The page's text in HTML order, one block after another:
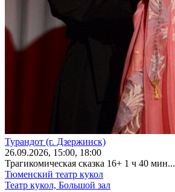
Турандот (г. Дзержинск)
26.09.2026, 15:00, 18:00
Трагикомическая сказка 16+ 1 ч 40 мин...
Тюменский театр кукол
Театр кукол, Большой зал